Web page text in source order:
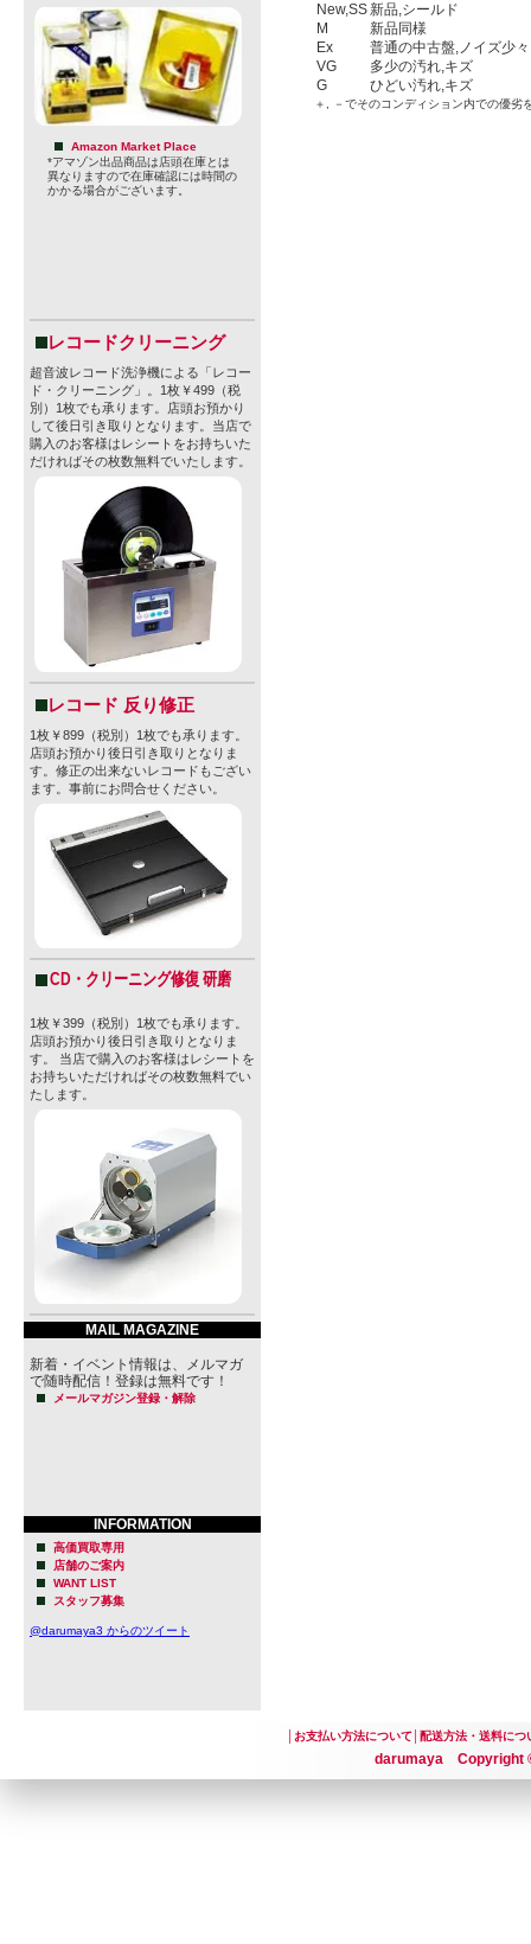
Amazon Market Place
*アマゾン出品商品は店頭在庫とは
異なりますので在庫確認には時間の
かかる場合がございます。
レコードクリーニング
超音波レコード洗浄機による「レコー
ド・クリーニング」。1枚￥499（税
別）1枚でも承ります。店頭お預かり
して後日引き取りとなります。当店で
購入のお客様はレシートをお持ちいた
だければその枚数無料でいたします。
レコード 反り修正
1枚￥899（税別）1枚でも承ります。
店頭お預かり後日引き取りとなりま
す。修正の出来ないレコードもござい
ます。事前にお問合せください。
CD・クリーニング修復 研磨
1枚￥399（税別）1枚でも承ります。
店頭お預かり後日引き取りとなりま
す。 当店で購入のお客様はレシートを
お持ちいただければその枚数無料でい
たします。
MAIL MAGAZINE
新着・イベント情報は、メルマガ
で随時配信！登録は無料です！
メールマガジン登録・解除
INFORMATION
高価買取専用
店舗のご案内
WANT LIST
スタッフ募集
@darumaya3 からのツイート
New,SS新品,シールド
M
新品同様
Ex
普通の中古盤,ノイズ少々
VG
多少の汚れ,キズ
G
ひどい汚れ,キズ
＋, －でそのコンディション内での優劣
お支払い方法について│ 配送方法・送料につ
darumaya Copyright